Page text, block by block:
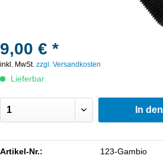
9,00 € *
inkl. MwSt. zzgl. Versandkosten
Lieferbar
In den
Artikel-Nr.: 123-Gambio